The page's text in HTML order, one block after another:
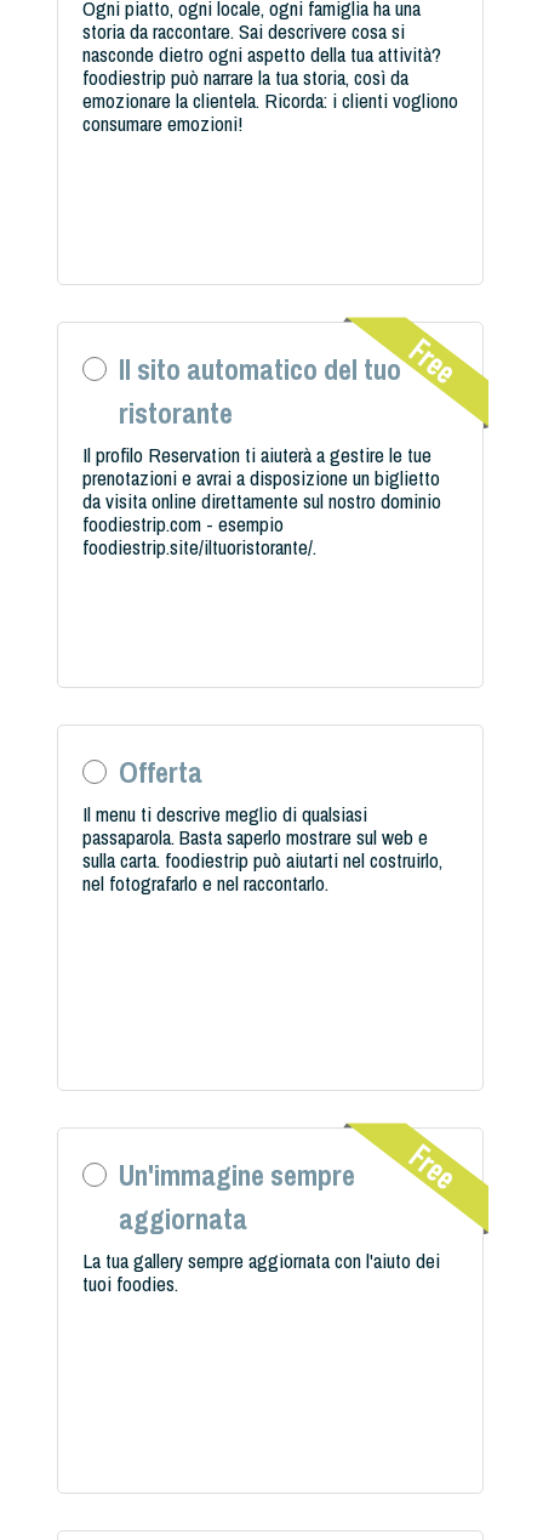
Ogni piatto, ogni locale, ogni famiglia ha una
storia da raccontare. Sai descrivere cosa si
nasconde dietro ogni aspetto della tua attività?
foodiestrip può narrare la tua storia, così da
emozionare la clientela. Ricorda: i clienti vogliono
consumare emozioni!
Il sito automatico del tuo
ristorante
Il profilo Reservation ti aiuterà a gestire le tue
prenotazioni e avrai a disposizione un biglietto
da visita online direttamente sul nostro dominio
foodiestrip.com - esempio
foodiestrip.site/iltuoristorante/.
Offerta
Il menu ti descrive meglio di qualsiasi
passaparola. Basta saperlo mostrare sul web e
sulla carta. foodiestrip può aiutarti nel costruirlo,
nel fotografarlo e nel raccontarlo.
Un'immagine sempre
aggiornata
La tua gallery sempre aggiornata con l'aiuto dei
tuoi foodies.